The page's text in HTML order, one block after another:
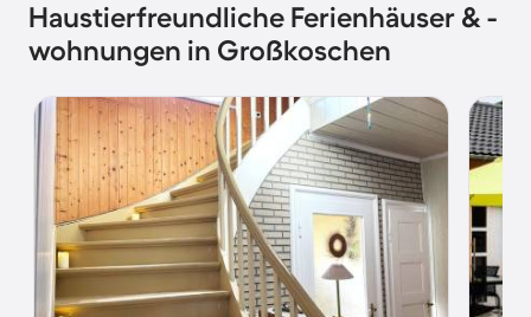
Haustierfreundliche Ferienhäuser & -
wohnungen in Großkoschen